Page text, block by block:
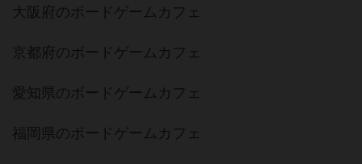
大阪府のボードゲームカフェ
京都府のボードゲームカフェ
愛知県のボードゲームカフェ
福岡県のボードゲームカフェ